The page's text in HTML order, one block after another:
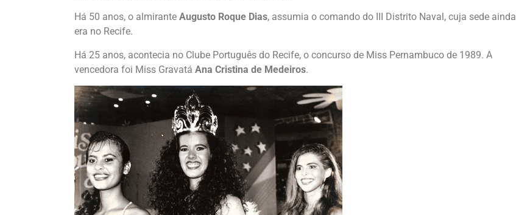
Há 50 anos, o almirante Augusto Roque Dias, assumia o comando do III Distrito Naval, cuja sede ainda
era no Recife.
Há 25 anos, acontecia no Clube Português do Recife, o concurso de Miss Pernambuco de 1989. A
vencedora foi Miss Gravatá Ana Cristina de Medeiros.